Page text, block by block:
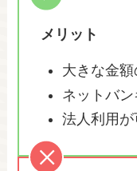
メリット
大きな金
ネットバ
法人利用が